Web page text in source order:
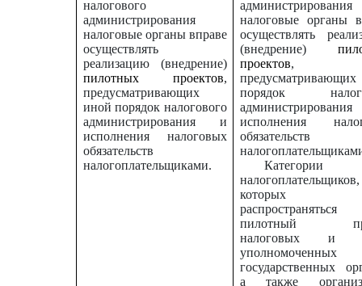
налогового
администрирования
налоговые органы вправе
осуществлять
реализацию (внедрение)
пилотных проектов,
предусматривающих
иной порядок налогового
администрирования и
исполнения налоговых
обязательств
налогоплательщиками.
администрирования
налоговые органы
осуществлять
(внедрение)
проектов,
порядок
исполнения
обязательств
Категории
которых
распространяться
пилотный
налоговых и
уполномоченных
государственных
а также